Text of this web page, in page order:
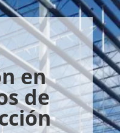
en
de